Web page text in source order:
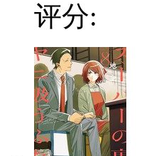
评分: